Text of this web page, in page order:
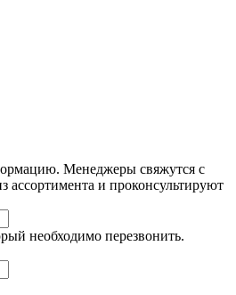
Менеджеры свяжутся с
ассортимента и проконсультируют
необходимо перезвонить.